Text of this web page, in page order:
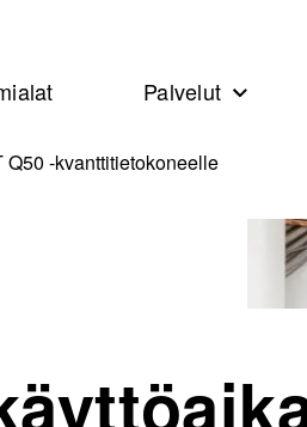
Palvelut
-kvanttitietokoneelle